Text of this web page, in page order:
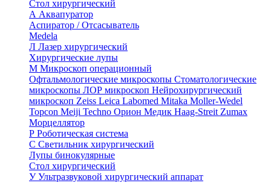
Стол хирургический
А Аквапуратор
Аспиратор / Отсасыватель
Medela
Л Лазер хирургический
Хирургические лупы
М Микроскоп операционный
Офтальмологические микроскопы Стоматологические
микроскопы ЛОР микроскоп Нейрохирургический
микроскоп Zeiss Leica Labomed Mitaka Moller-Wedel
Topcon Meiji Techno Орион Медик Haag-Streit Zumax
Морцеллятор
Р Роботическая система
С Светильник хирургический
Лупы бинокулярные
Стол хирургический
УУльтразвуковой хирургический аппарат